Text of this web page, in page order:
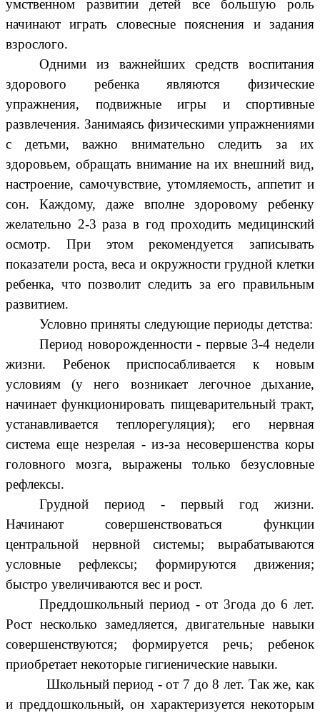
умственном развитии детей все большую роль
начинают играть словесные пояснения и задания
взрослого.
Одними из важнейших средств воспитания
здорового ребенка являются физические
упражнения, подвижные игры и спортивные
развлечения. Занимаясь физическими упражнениями
с детьми, важно внимательно следить за их
здоровьем, обращать внимание на их внешний вид,
настроение, самочувствие, утомляемость, аппетит и
сон. Каждому, даже вполне здоровому ребенку
желательно 2-3 раза в год проходить медицинский
осмотр. При этом рекомендуется записывать
показатели роста, веса и окружности грудной клетки
ребенка, что позволит следить за его правильным
развитием.
Условно приняты следующие периоды детства:
Период новорожденности - первые 3-4 недели
жизни. Ребенок приспосабливается к новым
условиям (у него возникает легочное дыхание,
начинает функционировать пищеварительный тракт,
устанавливается теплорегуляция); его нервная
система еще незрелая - из-за несовершенства коры
головного мозга, выражены только безусловные
рефлексы.
Грудной период - первый год жизни.
Начинают совершенствоваться функции
центральной нервной системы; вырабатываются
условные рефлексы; формируются движения;
быстро увеличиваются вес и рост.
Преддошкольный период - от 3года до 6 лет.
Рост несколько замедляется, двигательные навыки
совершенствуются; формируется речь; ребенок
приобретает некоторые гигиенические навыки.
Школьный период - от 7 до 8 лет. Так же, как
и преддошкольный, он характеризуется некоторым